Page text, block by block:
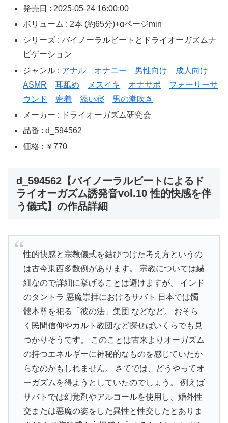
発売日 : 2025-05-24 16:00:00
ボリューム : 2本 (約65分)+αページmin
シリーズ : バイノーラルビートとドライオーガズムナ
ビゲーション
ジャンル : アナル オナニー 男性向け
成人向け
ASMR
耳舐め メスイキ オナサポ
フォーリーサ
ウンド
密着 添い寝
男の潮吹き
メーカー : ドライオーガズム研究会
品番 : d_594562
価格 : ￥770
d_594562【バイノーラルビートによるド
ライオーガズム誘発音vol.10 性的快感を伴
う儀式】の作品詳細
性的快感と宗教儀式を結びつけた考え方というの
は古今東西多数例があります。 宗教については繊
細なので詳細に挙げることは避けますが、 インド
のタントラ 悪魔崇拝におけるサバト 日本では髑
髏本尊を祀る「彼の法」集団 などなど。 おそら
く民間信仰やカルト教団など探せばいくらでも見
つかりそうです。 このことは古来よりオーガズム
の持つエネルギーに神秘的なものを感じていたか
らなのかもしれません。 さてでは、どうやってオ
ーガズムを得ようとしていたのでしょう。 例えば
サバトでは幻覚剤やアルコールを使用し、婚外性
交または悪魔の姿をした異性と性交したとありま